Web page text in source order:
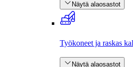
Näytä alaosastot
Työkoneet ja raskas
Näytä alaosastot